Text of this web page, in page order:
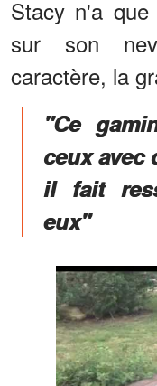
Stacy n'a
sur son
caractère, la
"Ce
ceux avec
il fait
eux"